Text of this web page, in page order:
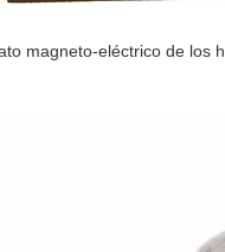
magneto-eléctrico de los